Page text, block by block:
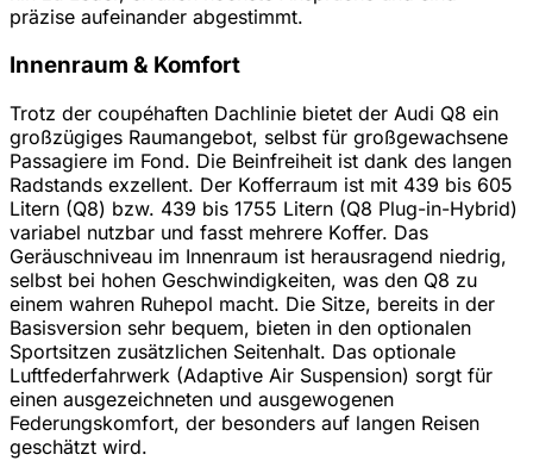
präzise aufeinander abgestimmt.
Innenraum & Komfort
Trotz der coupéhaften Dachlinie bietet der Audi Q8 ein
großzügiges Raumangebot, selbst für großgewachsene
Passagiere im Fond. Die Beinfreiheit ist dank des langen
Radstands exzellent. Der Kofferraum ist mit 439 bis 605
Litern (Q8) bzw. 439 bis 1755 Litern (Q8 Plug-in-Hybrid)
variabel nutzbar und fasst mehrere Koffer. Das
Geräuschniveau im Innenraum ist herausragend niedrig,
selbst bei hohen Geschwindigkeiten, was den Q8 zu
einem wahren Ruhepol macht. Die Sitze, bereits in der
Basisversion sehr bequem, bieten in den optionalen
Sportsitzen zusätzlichen Seitenhalt. Das optionale
Luftfederfahrwerk (Adaptive Air Suspension) sorgt für
einen ausgezeichneten und ausgewogenen
Federungskomfort, der besonders auf langen Reisen
geschätzt wird.